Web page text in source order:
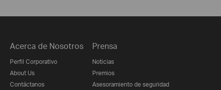
Acerca de Nosotros
Perfil Corporativo
About Us
Contáctanos
Prensa
Noticias
Premios
Asesoramiento de seguridad